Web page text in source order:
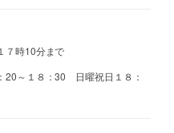
７時10分まで
20～１８：30 日曜祝日１８：